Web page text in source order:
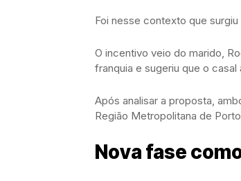
Foi nesse contexto que
O incentivo veio do marido,
franquia e sugeriu que o
Após analisar a proposta,
Região Metropolitana de
Nova fase